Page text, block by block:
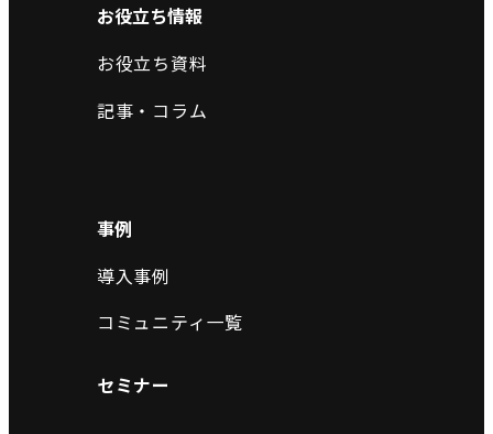
お役立ち情報
お役立ち資料
記事・コラム
事例
導入事例
コミュニティ一覧
セミナー